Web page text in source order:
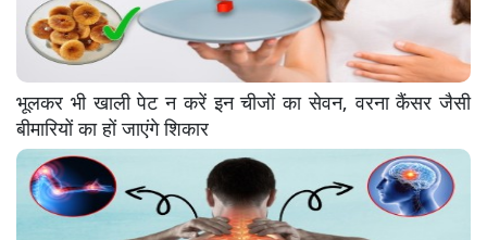
भूलकर भी खाली पेट न करें इन चीजों का सेवन, वरना कैंसर जैसी
बीमारियों का हों जाएंगे शिकार